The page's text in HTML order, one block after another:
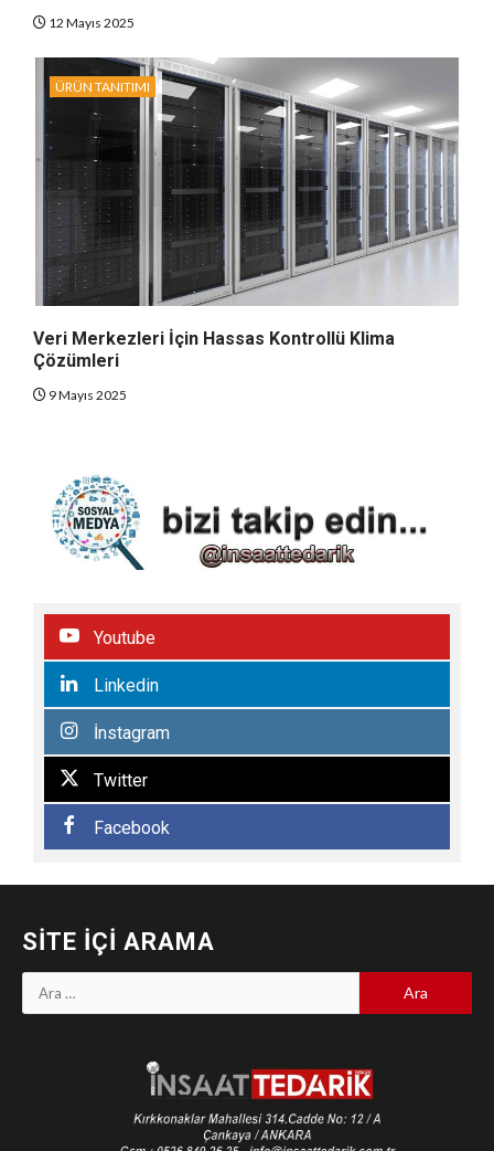
12 Mayıs 2025
ÜRÜN TANITIMI
Veri Merkezleri İçin Hassas Kontrollü Klima
Çözümleri
9 Mayıs 2025
Youtube
Linkedin
İnstagram
Twitter
Facebook
SITE İÇI ARAMA
Arama: